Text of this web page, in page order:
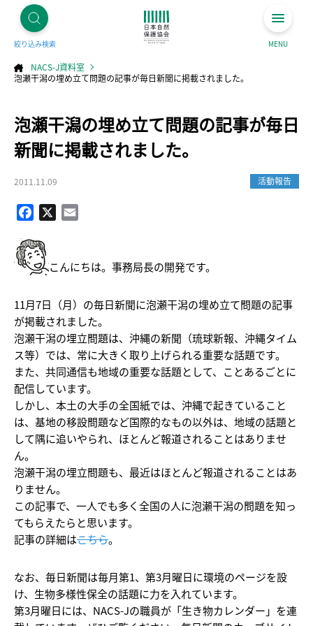
絞り込み検索 MENU
NACS-J資料室
泡瀬干潟の埋め立て問題の記事が毎日新聞に掲載されました。
泡瀬干潟の埋め立て問題の記事が毎日
新聞に掲載されました。
2011.11.09 活動報告
Facebook
こんにちは。事務局長の開発です。
11月7日（月）の毎日新聞に泡瀬干潟の埋め立て問題の記事
が掲載されました。
泡瀬干潟の埋立問題は、沖縄の新聞（琉球新報、沖縄タイム
ス等）では、常に大きく取り上げられる重要な話題です。
また、共同通信も地域の重要な話題として、ことあるごとに
配信しています。
しかし、本土の大手の全国紙では、沖縄で起きていること
は、基地の移設問題など国際的なもの以外は、地域の話題と
して隅に追いやられ、ほとんど報道されることはありませ
ん。
泡瀬干潟の埋立問題も、最近はほとんど報道されることはあ
りません。
この記事で、一人でも多く全国の人に泡瀬干潟の問題を知っ
てもらえたらと思います。
記事の詳細はこちら。
なお、毎日新聞は毎月第1、第3月曜日に環境のページを設
け、生物多様性保全の話題に力を入れています。
第3月曜日には、NACS-Jの職員が「生き物カレンダー」を連